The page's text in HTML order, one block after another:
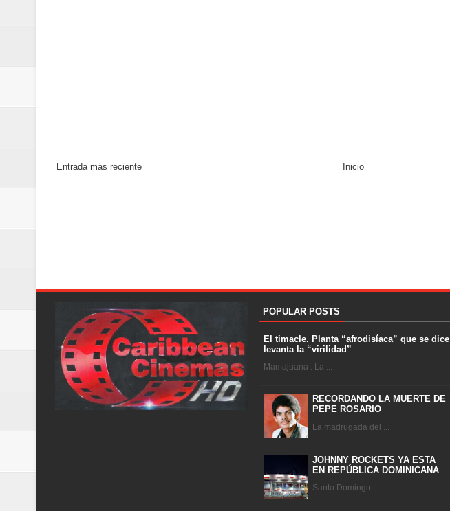
Entrada más reciente Inicio
POPULAR POSTS
El timacle. Planta “afrodisíaca” que se dice
levanta la “virilidad”
Mamajuana . La ...
RECORDANDO LA MUERTE DE
PEPE ROSARIO
La madrugada del ...
JOHNNY ROCKETS YA ESTA
EN REPÚBLICA DOMINICANA
Santo Domingo ...